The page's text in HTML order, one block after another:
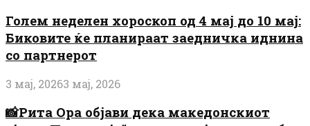
Голем неделен хороскоп од 4 мај до 10 мај:
Биковите ќе планираат заедничка иднина
со партнерот
3 мај, 20263 мај, 2026
📸Рита Ора објави дека македонскиот